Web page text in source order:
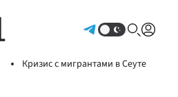
Кризис с мигрантами в Сеуте